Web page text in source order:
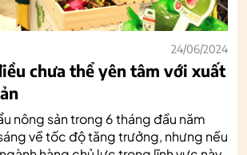
24/06/2024
chưa thể yên tâm với xuất
nông sản trong 6 tháng đầu năm
về tốc độ tăng trưởng, nhưng nếu